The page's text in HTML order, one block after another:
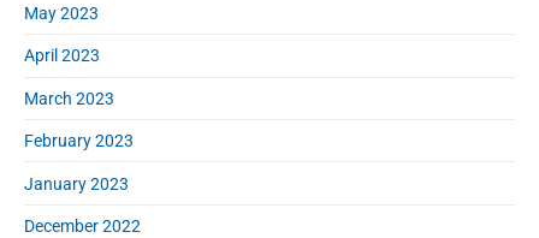
May 2023
April 2023
March 2023
February 2023
January 2023
December 2022